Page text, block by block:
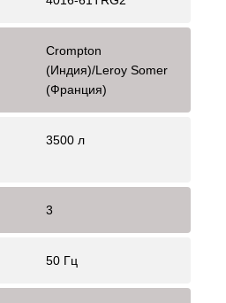
Crompton
(Индия)/Leroy Somer
(Франция)
3500 л
3
50 Гц